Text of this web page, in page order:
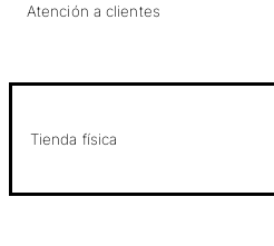
Atención a clientes
Tienda física